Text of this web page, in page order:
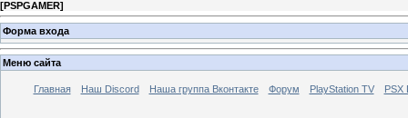
[PSPGAMER]
Форма входа
Меню сайта
Главная Наш Discord Наша группа Вконтакте Форум PlayStation TV PSX